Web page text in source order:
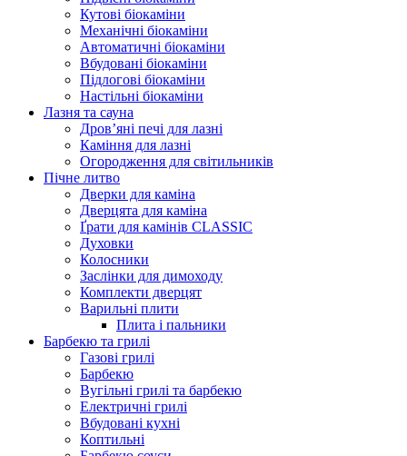
Кутові біокаміни
Механічні біокаміни
Автоматичні біокаміни
Вбудовані біокаміни
Підлогові біокаміни
Настільні біокаміни
Лазня та сауна
Дров’яні печі для лазні
Каміння для лазні
Огородження для світильників
Пічне литво
Дверки для каміна
Дверцята для каміна
Ґрати для камінів CLASSIC
Духовки
Колосники
Заслінки для димоходу
Комплекти дверцят
Варильні плити
Плита і пальники
Барбекю та грилі
Газові грилі
Барбекю
Вугільні грилі та барбекю
Електричні грилі
Вбудовані кухні
Коптильні